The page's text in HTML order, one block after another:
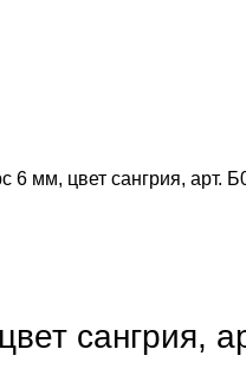
6 мм, цвет сангрия, арт.
сангрия,